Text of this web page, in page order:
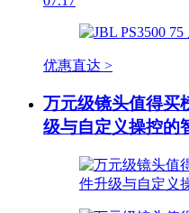
优惠直达 >
万元级镜头值得买
级与自定义操控的